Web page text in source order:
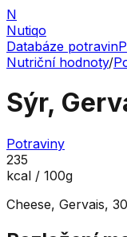
N
Nutiqo
Databáze potravin
Nutriční hodnoty/
Sýr,
Potraviny
235
kcal / 100g
Cheese, Gervais,